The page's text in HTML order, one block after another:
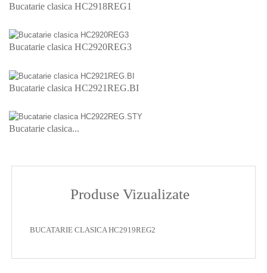
Bucatarie clasica HC2918REG1
Bucatarie clasica HC2920REG3
Bucatarie clasica HC2921REG.BI
Bucatarie clasica...
Produse Vizualizate
BUCATARIE CLASICA HC2919REG2